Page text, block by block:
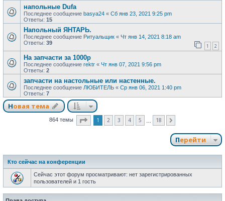
напольные Dufa
Последнее сообщение basya24 « Сб янв 23, 2021 9:25 pm
Ответы: 15
Напольный ЯНТАРЬ.
Последнее сообщение Ритуальщик « Чт янв 14, 2021 8:18 am
Ответы: 39 1 2
На запчасти за 1000р
Последнее сообщение rektr « Чт янв 07, 2021 9:56 pm
Ответы: 2
запчасти на настольные или настенные.
Последнее сообщение ЛЮБИТЕЛЬ « Ср янв 06, 2021 1:40 pm
Ответы: 7
Новая тема
864 темы Страница из
1 2 3 4 5 18
Перейти
Кто сейчас на конференции
Сейчас этот форум просматривают: нет зарегистрированных
пользователей и 1 гость